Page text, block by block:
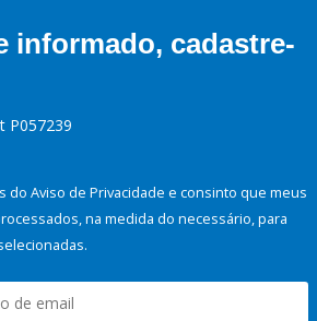
informado, cadastre-
P057239
do Aviso de Privacidade e consinto que meus
na medida do necessário, para